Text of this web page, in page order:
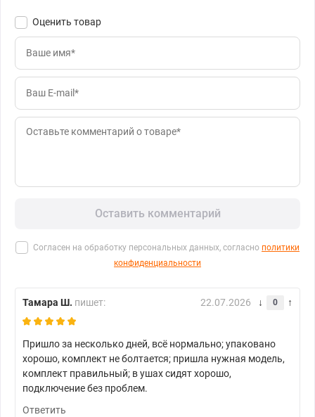
Оценить товар
Оставить комментарий
Согласен на обработку персональных данных, согласно политики
конфиденциальности
Тамара Ш. пишет: 22.07.2026 0
Пришло за несколько дней, всё нормально; упаковано
хорошо, комплект не болтается; пришла нужная модель,
комплект правильный; в ушах сидят хорошо,
подключение без проблем.
Ответить